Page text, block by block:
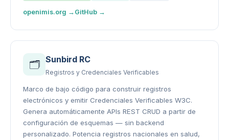
openimis.org → GitHub →
🗂️ Sunbird RC
Registros y Credenciales Verificables
Marco de bajo código para construir registros
electrónicos y emitir Credenciales Verificables W3C.
Genera automáticamente APIs REST CRUD a partir de
configuración de esquemas — sin backend
personalizado. Potencia registros nacionales en salud,